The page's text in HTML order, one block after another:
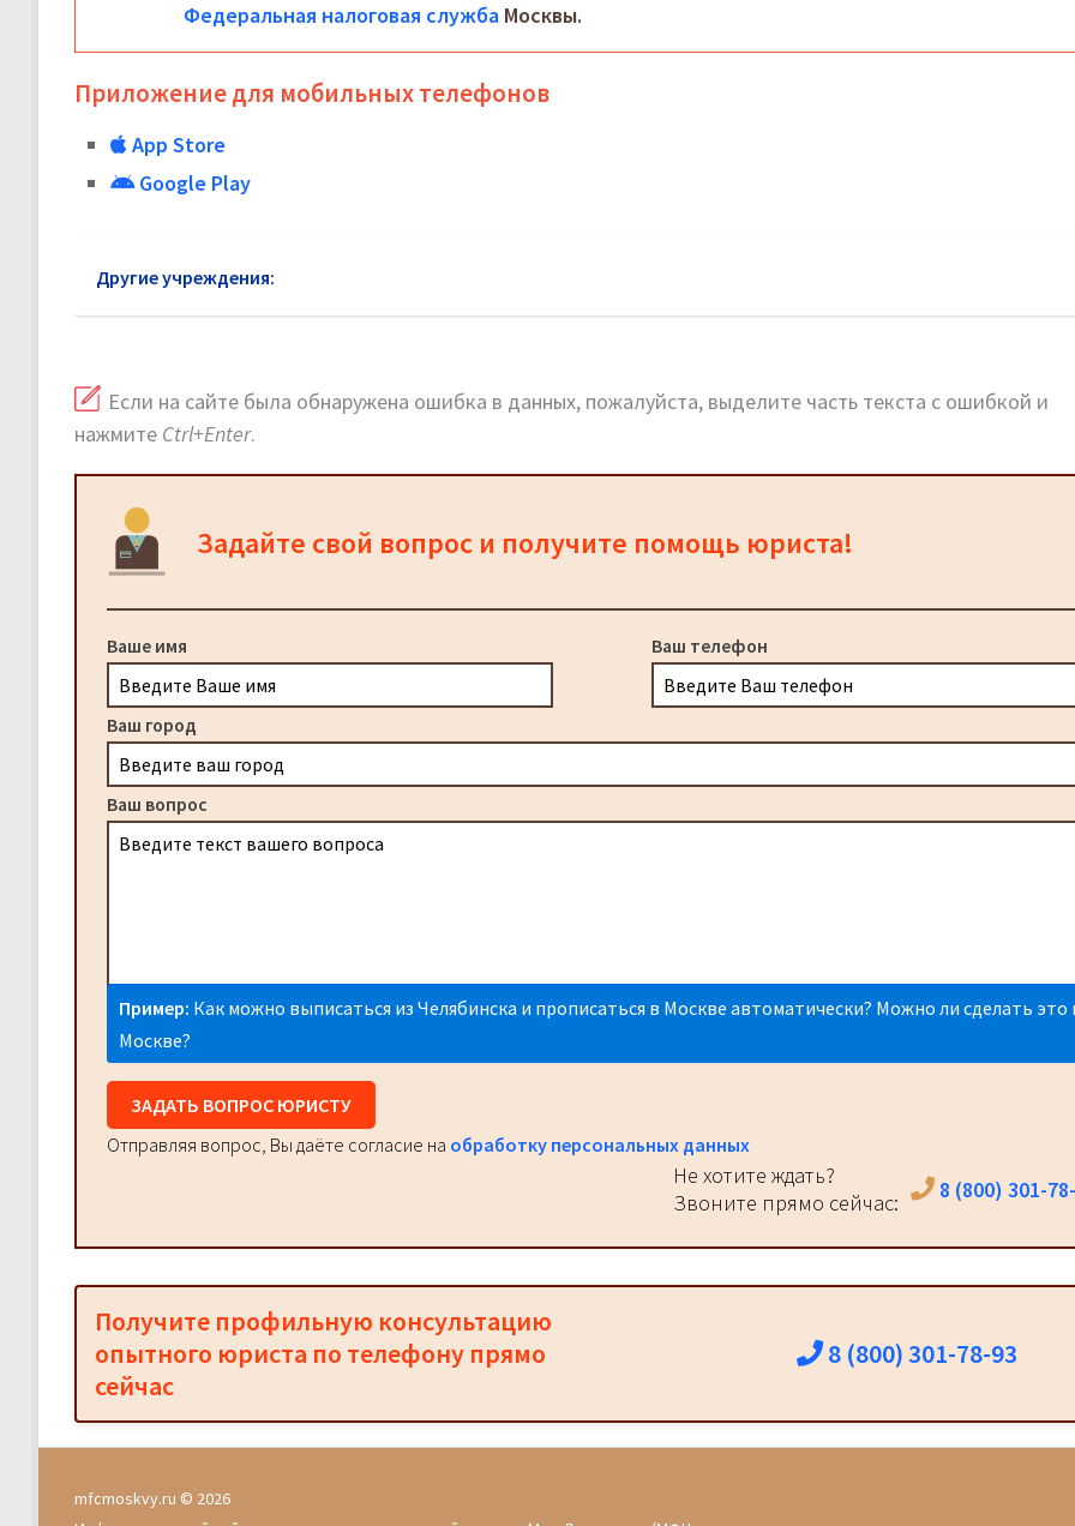
Федеральная налоговая служба Москвы.
Приложение для мобильных телефонов
App Store
Google Play
Другие учреждения:
Если на сайте была обнаружена ошибка в данных, пожалуйста, выделите часть текста с ошибкой и
нажмите Ctrl+Enter.
Задайте свой вопрос и получите помощь юриста!
Ваше имя Ваш телефон
Ваш город
Ваш вопрос
Пример: Как можно выписаться из Челябинска и прописаться в Москве автоматически? Можно ли сделать это
Москве?
ЗАДАТЬ ВОПРОС ЮРИСТУ
Отправляя вопрос, Вы даёте согласие на обработку персональных данных
Не хотите ждать?
Звоните прямо сейчас:
8 (800) 301-
Получите профильную консультацию
опытного юриста по телефону прямо
сейчас
8 (800) 301-78-93
mfcmoskvy.ru © 2026